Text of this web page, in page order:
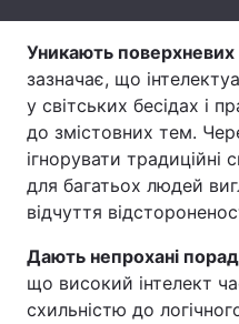
Уникають
зазначає, що
у світських бесідах і
до змістовних тем.
ігнорувати традиційні
для багатьох людей
відчуття
Дають непрохані
що високий інтелект
схильністю до